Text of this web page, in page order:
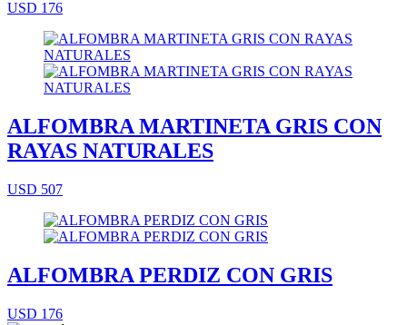
USD 176
ALFOMBRA MARTINETA GRIS CON
RAYAS NATURALES
USD 507
ALFOMBRA PERDIZ CON GRIS
USD 176